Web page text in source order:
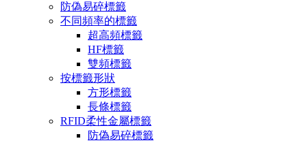
防偽易碎標籤
不同頻率的標籤
超高頻標籤
HF標籤
雙頻標籤
按標籤形狀
方形標籤
長條標籤
RFID柔性金屬標籤
防偽易碎標籤